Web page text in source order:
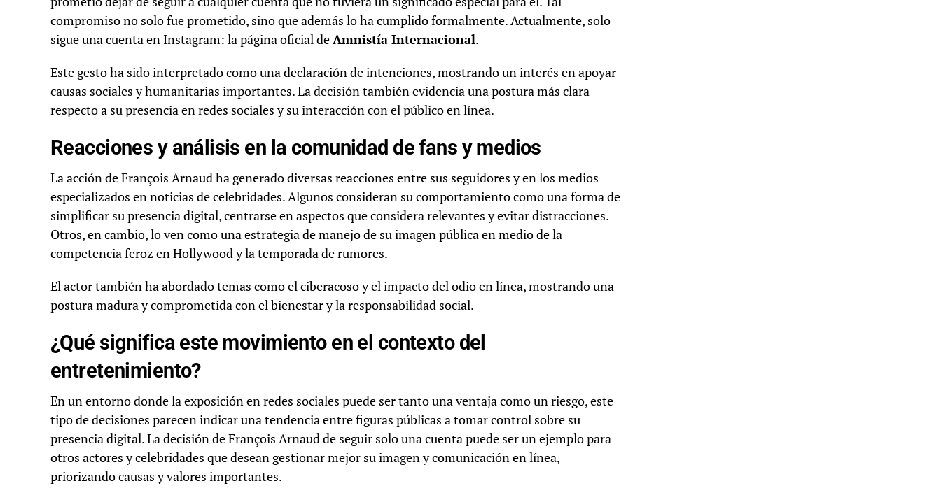
compromiso no solo fue prometido, sino que además lo ha cumplido formalmente. Actualmente, solo
sigue una cuenta en Instagram: la página oficial deAmnistía Internacional.
Este gesto ha sido interpretado como una declaración de intenciones, mostrando un interés en apoyar
causas sociales y humanitarias importantes. La decisión también evidencia una postura más clara
respecto a su presencia en redes sociales y su interacción con el público en línea.
Reacciones y análisis en la comunidad de fans y medios
La acción de François Arnaud ha generado diversas reacciones entre sus seguidores y en los medios
especializados en noticias de celebridades. Algunos consideran su comportamiento como una forma de
simplificar su presencia digital, centrarse en aspectos que considera relevantes y evitar distracciones.
Otros, en cambio, lo ven como una estrategia de manejo de su imagen pública en medio de la
competencia feroz en Hollywood y la temporada de rumores.
El actor también ha abordado temas como el ciberacoso y el impacto del odio en línea, mostrando una
postura madura y comprometida con el bienestar y la responsabilidad social.
¿Qué significa este movimiento en el contexto del
entretenimiento?
En un entorno donde la exposición en redes sociales puede ser tanto una ventaja como un riesgo, este
tipo de decisiones parecen indicar una tendencia entre figuras públicas a tomar control sobre su
presencia digital. La decisión de François Arnaud de seguir solo una cuenta puede ser un ejemplo para
otros actores y celebridades que desean gestionar mejor su imagen y comunicación en línea,
priorizando causas y valores importantes.